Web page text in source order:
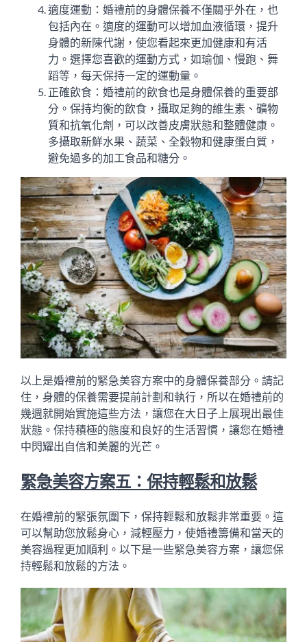
適度運動：婚禮前的身體保養不僅關乎外在，也
包括內在。適度的運動可以增加血液循環，提升
身體的新陳代謝，使您看起來更加健康和有活
力。選擇您喜歡的運動方式，如瑜伽、慢跑、舞
蹈等，每天保持一定的運動量。
正確飲食：婚禮前的飲食也是身體保養的重要部
分。保持均衡的飲食，攝取足夠的維生素、礦物
質和抗氧化劑，可以改善皮膚狀態和整體健康。
多攝取新鮮水果、蔬菜、全穀物和健康蛋白質，
避免過多的加工食品和糖分。
以上是婚禮前的緊急美容方案中的身體保養部分。請記
住，身體的保養需要提前計劃和執行，所以在婚禮前的
幾週就開始實施這些方法，讓您在大日子上展現出最佳
狀態。保持積極的態度和良好的生活習慣，讓您在婚禮
中閃耀出自信和美麗的光芒。
緊急美容方案五：保持輕鬆和放鬆
在婚禮前的緊張氛圍下，保持輕鬆和放鬆非常重要。這
可以幫助您放鬆身心，減輕壓力，使婚禮籌備和當天的
美容過程更加順利。以下是一些緊急美容方案，讓您保
持輕鬆和放鬆的方法。